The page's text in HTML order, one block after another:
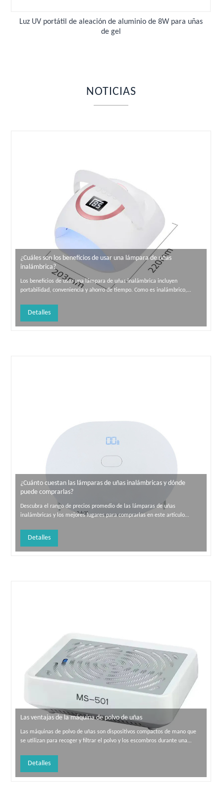
Luz UV portátil de aleación de aluminio de 8W para uñas
de gel
NOTICIAS
¿Cuáles son los beneficios de usar una lámpara de uñas
inalámbrica?
Los beneficios de usar una lámpara de uñas inalámbrica incluyen
portabilidad, conveniencia y ahorro de tiempo. Como es inalámbrico,
Detalles
¿Cuánto cuestan las lámparas de uñas inalámbricas y dónde
puede comprarlas?
Descubra el rango de precios promedio de las lámparas de uñas
inalámbricas y los mejores lugares para comprarlas en este artículo
Detalles
Las ventajas de la máquina de polvo de uñas
Las máquinas de polvo de uñas son dispositivos compactos de mano que
se utilizan para recoger y filtrar el polvo y los escombros durante una
Detalles